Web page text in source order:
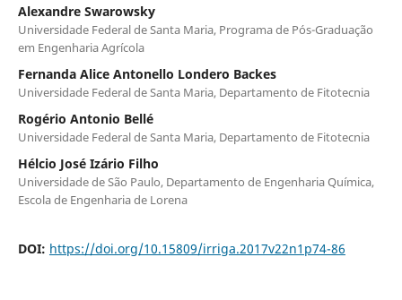
Alexandre Swarowsky
Universidade Federal de Santa Maria, Programa de Pós-Graduação
em Engenharia Agrícola
Fernanda Alice Antonello Londero Backes
Universidade Federal de Santa Maria, Departamento de Fitotecnia
Rogério Antonio Bellé
Universidade Federal de Santa Maria, Departamento de Fitotecnia
Hélcio José Izário Filho
Universidade de São Paulo, Departamento de Engenharia Química,
Escola de Engenharia de Lorena
DOI: https://doi.org/10.15809/irriga.2017v22n1p74-86